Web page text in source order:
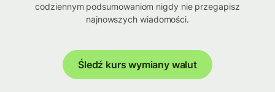
codziennym podsumowaniom nigdy nie przegapisz
najnowszych wiadomości.
Śledź kurs wymiany walut